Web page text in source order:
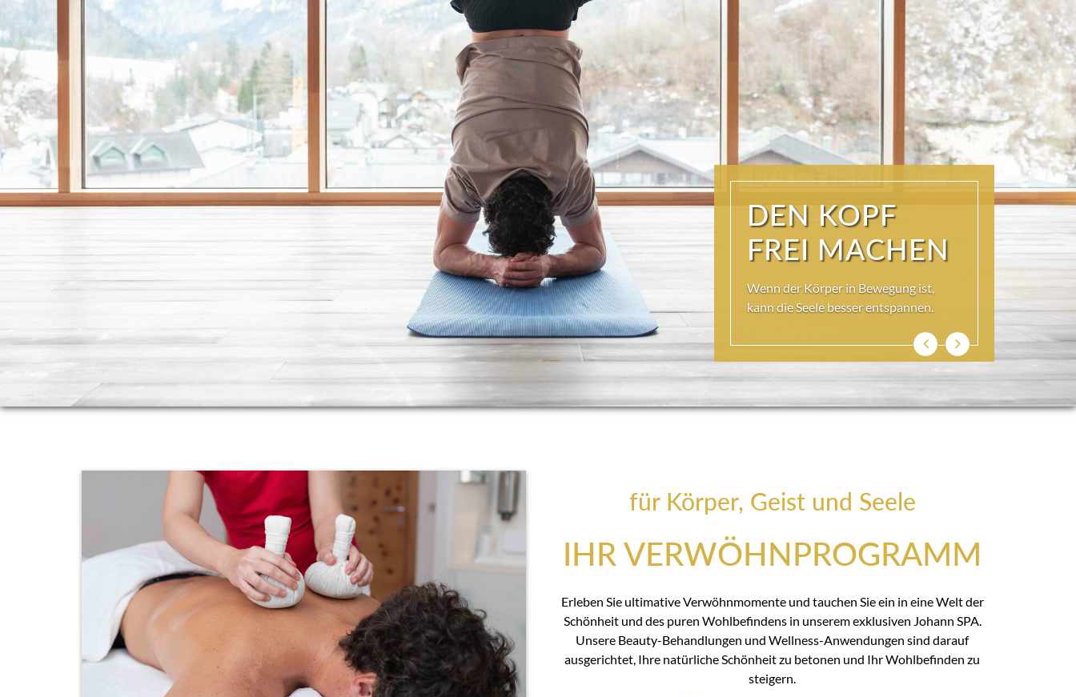
ÜBER DEN
DÄCHERN DER
KURSTADT
Schöner als im SKY SPA kann es im
so viel Himmel wird das Herz ganz
leicht und die Seele weit.
ZurückWeiter
für Körper, Geist und Seele
IHR VERWÖHNPROGRAMM
Erleben Sie ultimative Verwöhnmomente und tauchen Sie ein in eine Welt der
Schönheit und des puren Wohlbefindens in unserem exklusiven Johann SPA.
Unsere Beauty-Behandlungen und Wellness-Anwendungen sind darauf
ausgerichtet, Ihre natürliche Schönheit zu betonen und Ihr Wohlbefinden zu
steigern.